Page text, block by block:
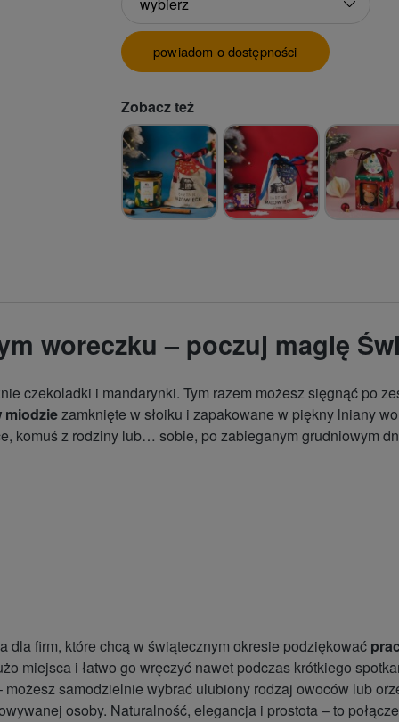
powiadom o dostępności
Zobacz też
woreczku – poczuj magię
czekoladki i mandarynki. Tym razem możesz sięgnąć po
miodziezamknięte w słoiku i zapakowane w piękny lniany
komuś z rodziny lub… sobie, po zabieganym grudniowym
firm, które chcą w świątecznym okresie podziękować
miejsca i łatwo go wręczyć nawet podczas krótkiego
samodzielnie wybrać ulubiony rodzaj owoców lub
osoby. Naturalność, elegancja i prostota – to